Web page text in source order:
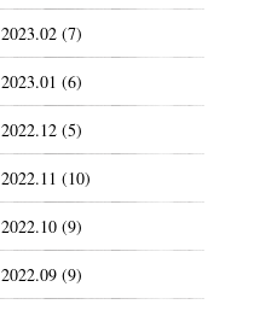
2023.02 (7)
2023.01 (6)
2022.12 (5)
2022.11 (10)
2022.10 (9)
2022.09 (9)